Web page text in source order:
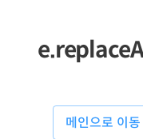
메인으로 이동